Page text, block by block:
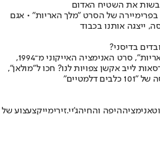
את השטיח האדום
בפרימיירה של הסרט "מלך האריות" • אגם
ייצגה אותנו בכבוד
בדיסני?
גרסת הלייב אקשן של "מלך האריות", סרט האנימציה האייקוני מ־1994,
לייב אקשן צפויות לנו? חכו ל"מולאן",
דלמטיים"
אנימציההיפה והחיהג'יי.זירימייקצעצוע של